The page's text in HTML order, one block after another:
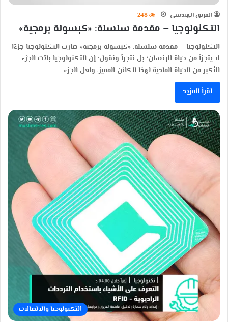
الفريق الهندسي 248
التكنولوجيا – مقدمة سلسلة: «كبسولة برمجية»
التكنولوجيا – مقدمة سلسلة: «كبسولة برمجية» صارت التكنولوجيا جزءًا
لا يتجزأ من حياة الإنسان؛ بل نتجرأ ونقول: إن التكنولوجيا باتت الجزء
الأكبر من الحياة المادية لهذا الكائن المميز، ولعل الجزء…
اقرأ المزيد
التكنولوجيا والاتصالات